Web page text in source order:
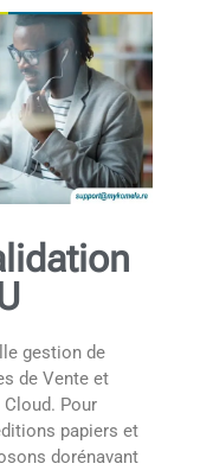
gestion de
de Vente et
Cloud. Pour
papiers et
dorénavant